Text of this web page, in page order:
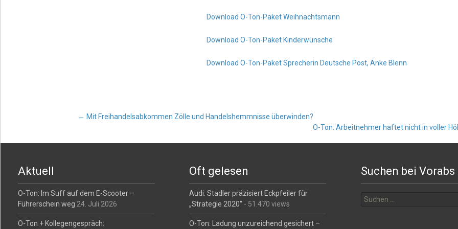
Download O-Ton-Paket Weihnachtsmann
Download O-Ton-Paket Kinderwünsche
Download O-Ton-Paket Sprecherin Deutsche Post, Anke Blenn
Post
← Mit Freihandelsabkommen Zölle und Handelshemmnisse überwinden?
O-Ton: Arbeitnehmer haftet nicht in voller
Aktuell
O-Ton: Im Suff auf dem E-Scooter –
Führerschein weg 24. Juli 2026
O-Ton + Kollegengespräch:
Oft gelesen
Audi: Stadler präzisiert Eckpfeiler für
„Strategie 2020“ - 51.470 views
O-Ton: Ladung unzureichend gesichert –
Suchen bei Vorabs
nach: